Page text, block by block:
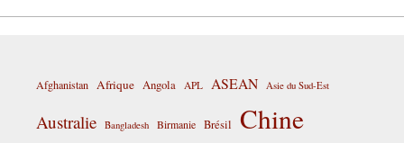
Afghanistan Afrique Angola APL ASEAN Asie du Sud-Est
Australie Bangladesh Birmanie Brésil Chine